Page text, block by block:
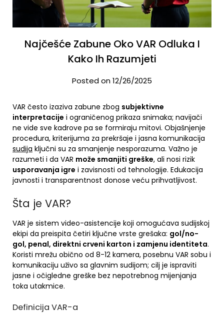
Najčešće Zabune Oko VAR Odluka I
Kako Ih Razumjeti
Posted on 12/26/2025
VAR često izaziva zabune zbog subjektivne
interpretacije i ograničenog prikaza snimaka; navijači
ne vide sve kadrove pa se formiraju mitovi. Objašnjenje
procedura, kriterijuma za prekršaje i jasna komunikacija
sudija ključni su za smanjenje nesporazuma. Važno je
razumeti i da VAR može smanjiti greške, ali nosi rizik
usporavanja igre i zavisnosti od tehnologije. Edukacija
javnosti i transparentnost donose veću prihvatljivost.
Šta je VAR?
VAR je sistem video-asistencije koji omogućava sudijskoj
ekipi da preispita četiri ključne vrste grešaka: gol/no-
gol, penal, direktni crveni karton i zamjenu identiteta.
Koristi mrežu obično od 8-12 kamera, posebnu VAR sobu i
komunikaciju uživo sa glavnim sudijom; cilj je ispraviti
jasne i očigledne greške bez nepotrebnog mijenjanja
toka utakmice.
Definicija VAR-a